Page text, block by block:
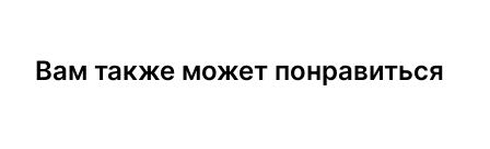
Вам также может понравиться